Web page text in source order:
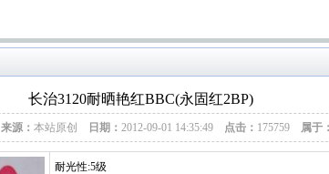
长治3120耐晒艳红BBC(永固红2BP)
来源： 本站原创 日期： 2012-09-01 14:35:49 点击： 175759 属于：
耐光性:5级